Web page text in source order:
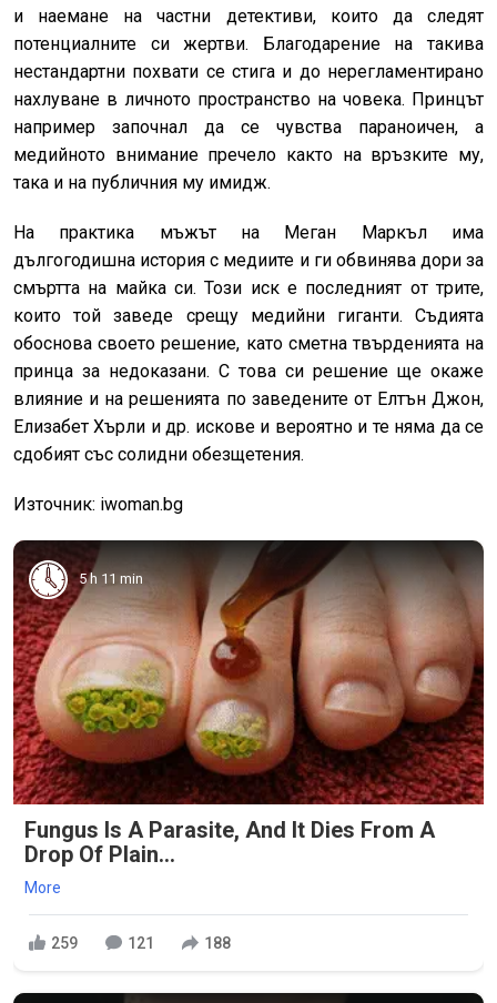
и наемане на частни детективи, които да следят
потенциалните си жертви. Благодарение на такива
нестандартни похвати се стига и до нерегламентирано
нахлуване в личното пространство на човека. Принцът
например започнал да се чувства параноичен, а
медийното внимание пречело както на връзките му,
така и на публичния му имидж.
На практика мъжът на Меган Маркъл има
дългогодишна история с медиите и ги обвинява дори за
смъртта на майка си. Този иск е последният от трите,
които той заведе срещу медийни гиганти. Съдията
обоснова своето решение, като сметна твърденията на
принца за недоказани. С това си решение ще окаже
влияние и на решенията по заведените от Елтън Джон,
Елизабет Хърли и др. искове и вероятно и те няма да се
сдобият със солидни обезщетения.
Източник: iwoman.bg
5 h 11 min
Fungus Is A Parasite, And It Dies From A
Drop Of Plain...
More
259 121 188